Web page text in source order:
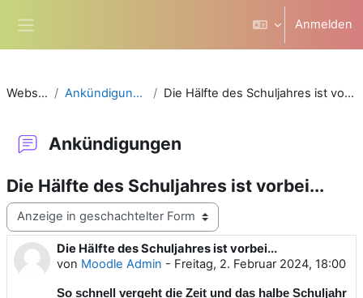
Anmelden
Website Ankündigungen Die Hälfte des Schuljahres ist vorbei...
Ankündigungen
Die Hälfte des Schuljahres ist vorbei...
Anzeigemodus
Die Hälfte des Schuljahres ist vorbei...
von Moodle Admin - Freitag, 2. Februar 2024, 18:00
Anzahl Antworten: 0
So schnell vergeht die Zeit und das halbe Schuljahr